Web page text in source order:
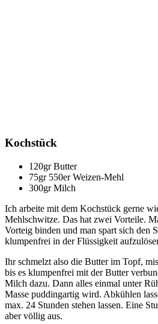
Kochstück
120gr Butter
75gr 550er Weizen-Mehl
300gr Milch
Ich arbeite mit dem Kochstück gerne
Mehlschwitze. Das hat zwei Vorteile.
Vorteig binden und man spart sich den
klumpenfrei in der Flüssigkeit
Ihr schmelzt also die Butter im Topf,
bis es klumpenfrei mit der Butter
Milch dazu. Dann alles einmal unter
Masse puddingartig wird. Abkühlen
max. 24 Stunden stehen lassen. Eine
aber völlig aus.